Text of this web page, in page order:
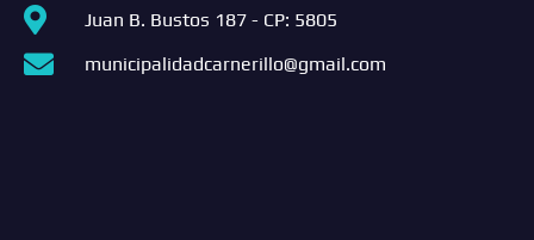
Juan B. Bustos 187 - CP: 5805
municipalidadcarnerillo@gmail.com